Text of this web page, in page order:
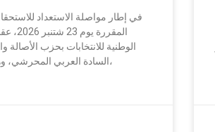
في إطار مواصلة الاستعداد
المقررة
الوطنية للانتخابات بحزب الأصالة
السادة العربي المحرشي، وهشام الصابري،